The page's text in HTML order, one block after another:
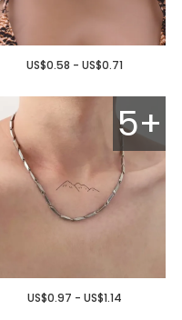
US$0.58 - US$0.71
5+
US$0.97 - US$1.14